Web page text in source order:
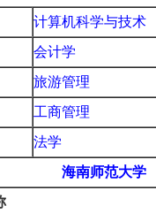
计算机科学与技术
会计学
旅游管理
工商管理
法学
海南师范大学